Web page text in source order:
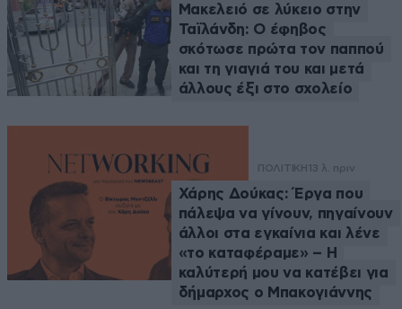
Μακελειό σε λύκειο στην
Ταϊλάνδη: Ο έφηβος
σκότωσε πρώτα τον παππού
και τη γιαγιά του και μετά
άλλους έξι στο σχολείο
ΠΟΛΙΤΙΚΗ 13 λ. πριν
Χάρης Δούκας: Έργα που
πάλεψα να γίνουν, πηγαίνουν
άλλοι στα εγκαίνια και λένε
«το καταφέραμε» – Η
καλύτερή μου να κατέβει για
δήμαρχος ο Μπακογιάννης